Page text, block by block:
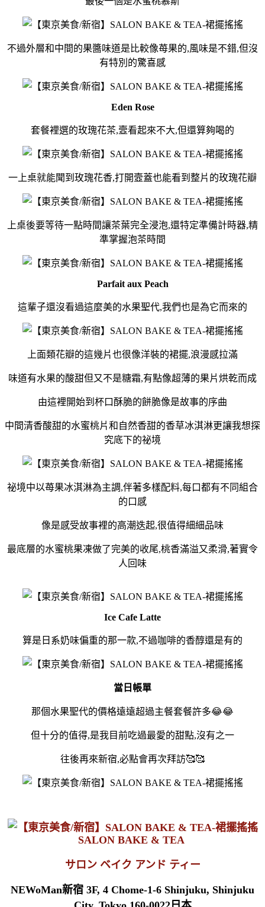
不過外層和中間的果醬味道是比較像苺果的,風味是不錯,但沒
有特別的驚喜感
Eden Rose
套餐裡選的玫瑰花茶,壼看起來不大,但還算夠喝的
一上桌就能聞到玫瑰花香,打開壼蓋也能看到整片的玫瑰花瓣
上桌後要等待一點時間讓茶葉完全浸泡,還特定準備計時器,精
準掌握泡茶時間
Parfait aux Peach
這輩子還沒看過這麼美的水果聖代,我們也是為它而來的
上面類花瓣的這幾片也很像洋裝的裙擺,浪漫感拉滿
味道有水果的酸甜但又不是糖霜,有點像超薄的果片烘乾而成
由這裡開始到杯口酥脆的餅脆像是故事的序曲
中間清香酸甜的水蜜桃片和自然香甜的香草冰淇淋更讓我想探
究底下的祕境
祕境中以苺果冰淇淋為主調,伴著多樣配料,每口都有不同組合
的口感
像是感受故事裡的高潮迭起,很值得細細品味
最底層的水蜜桃果凍做了完美的收尾,桃香滿溢又柔滑,著實令
人回味
Ice Cafe Latte
算是日系奶味偏重的那一款,不過咖啡的香醇還是有的
當日帳單
那個水果聖代的價格遠遠超過主餐套餐許多😂😂
但十分的值得,是我目前吃過最愛的甜點,沒有之一
往後再來新宿,必點會再次拜訪🥰🥰
SALON BAKE & TEA
サロン ベイク アンド ティー
NEWoMan新宿 3F, 4 Chome-1-6 Shinjuku, Shinjuku